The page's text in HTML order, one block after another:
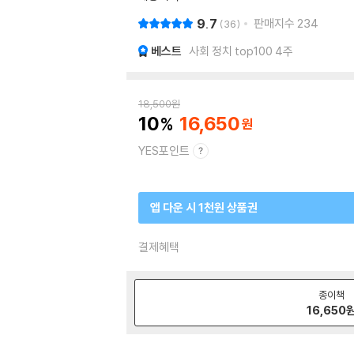
9.7 36 판매지수 234
베스트 사회 정치 top100 4주
18,500원
10 16,650
YES포인트
앱 다운 시 1천원 상품권
결제혜택
종이책
16,650